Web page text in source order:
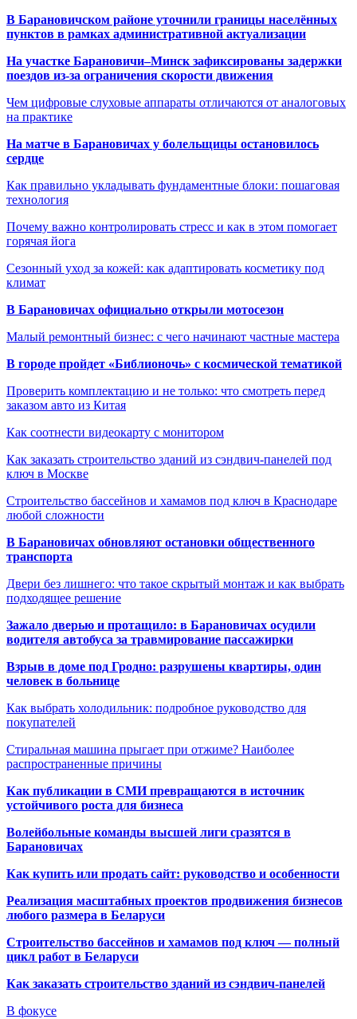
В Барановичском районе уточнили границы населённых
пунктов в рамках административной актуализации
На участке Барановичи–Минск зафиксированы задержки
поездов из-за ограничения скорости движения
Чем цифровые слуховые аппараты отличаются от аналоговых
на практике
На матче в Барановичах у болельщицы остановилось
сердце
Как правильно укладывать фундаментные блоки: пошаговая
технология
Почему важно контролировать стресс и как в этом помогает
горячая йога
Сезонный уход за кожей: как адаптировать косметику под
климат
В Барановичах официально открыли мотосезон
Малый ремонтный бизнес: с чего начинают частные мастера
В городе пройдет «Библионочь» с космической тематикой
Проверить комплектацию и не только: что смотреть перед
заказом авто из Китая
Как соотнести видеокарту с монитором
Как заказать строительство зданий из сэндвич-панелей под
ключ в Москве
Строительство бассейнов и хамамов под ключ в Краснодаре
любой сложности
В Барановичах обновляют остановки общественного
транспорта
Двери без лишнего: что такое скрытый монтаж и как выбрать
подходящее решение
Зажало дверью и протащило: в Барановичах осудили
водителя автобуса за травмирование пассажирки
Взрыв в доме под Гродно: разрушены квартиры, один
человек в больнице
Как выбрать холодильник: подробное руководство для
покупателей
Стиральная машина прыгает при отжиме? Наиболее
распространенные причины
Как публикации в СМИ превращаются в источник
устойчивого роста для бизнеса
Волейбольные команды высшей лиги сразятся в
Барановичах
Как купить или продать сайт: руководство и особенности
Реализация масштабных проектов продвижения бизнесов
любого размера в Беларуси
Строительство бассейнов и хамамов под ключ — полный
цикл работ в Беларуси
Как заказать строительство зданий из сэндвич-панелей
В фокусе